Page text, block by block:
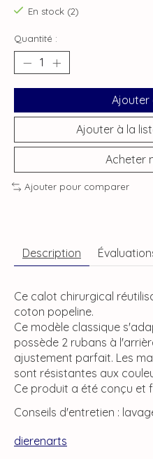
En stock (2)
Quantité :
Ajouter
Ajouter à la
Acheter
Ajouter pour comparer
Description
Ce calot chirurgical
coton popeline.
Ce modèle classique
possède 2 rubans à
ajustement parfait. Les
sont résistantes aux
Ce produit a été conçu et
Conseils d'entretien :
dierenarts